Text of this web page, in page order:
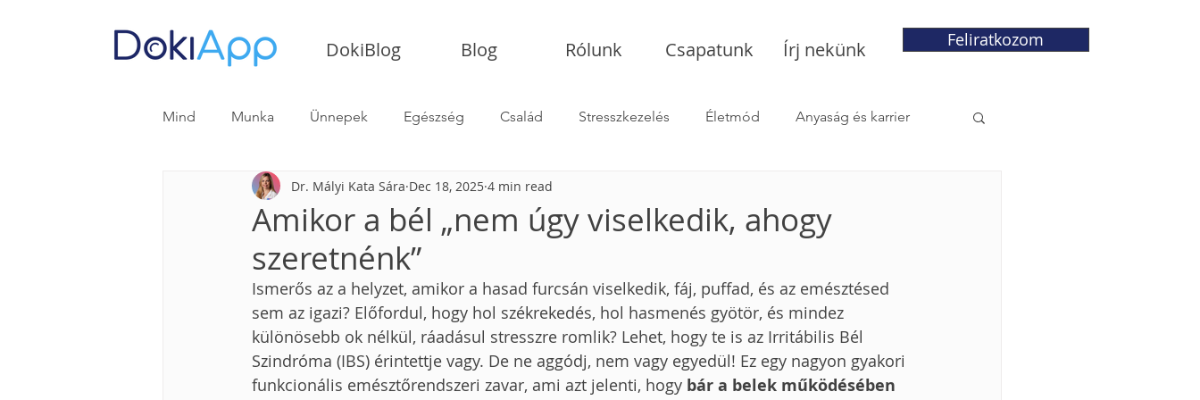
DokiBlog Blog Rólunk Csapatunk Írj nekünk Feliratkozom
Mind Munka Ünnepek Egészség Család Stresszkezelés Életmód Anyaság és karrier
Gasztroenterológiai útmutató Hogyan válassz pszichológust
Amikor a bél „nem úgy viselkedik, ahogy
szeretnénk”
Dr. Mályi Kata Sára Dec 18, 2025 4 min read
Ismerős az a helyzet, amikor a hasad furcsán viselkedik, fáj, puffad, és az emésztésed
sem az igazi? Előfordul, hogy hol székrekedés, hol hasmenés gyötör, és mindez
különösebb ok nélkül, ráadásul stresszre romlik? Lehet, hogy te is az Irritábilis Bél
Szindróma (IBS) érintettje vagy. De ne aggódj, nem vagy egyedül! Ez egy nagyon gyakori
funkcionális emésztőrendszeri zavar, ami azt jelenti, hogy bár a belek működésében